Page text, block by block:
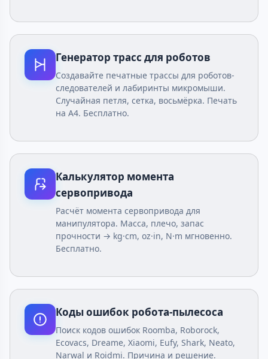
Генератор трасс для роботов
Создавайте печатные трассы для роботов-
следователей и лабиринты микромыши.
Случайная петля, сетка, восьмёрка. Печать
на A4. Бесплатно.
Калькулятор момента
сервопривода
Расчёт момента сервопривода для
манипулятора. Масса, плечо, запас
прочности → kg·cm, oz·in, N·m мгновенно.
Бесплатно.
Коды ошибок робота-пылесоса
Поиск кодов ошибок Roomba, Roborock,
Ecovacs, Dreame, Xiaomi, Eufy, Shark, Neato,
Narwal и Roidmi. Причина и решение.